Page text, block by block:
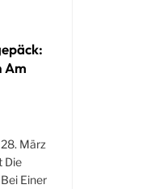
Am
März
Die
Einer